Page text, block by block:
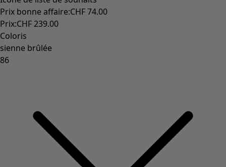
Collections
Dans l'univers du kimono
Étendues champêtres